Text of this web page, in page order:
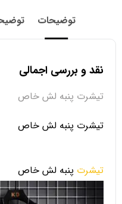
توضیحات
نقد و بررسی اجمالی
تیشرت پنبه لش خاص
تیشرت پنبه لش خاص
تیشرت پنبه لش خاص